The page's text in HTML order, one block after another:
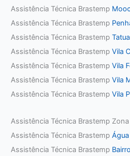
Assistência Técnica Brastemp
Assistência Técnica Brastemp
Assistência Técnica Brastemp
Assistência Técnica BrastempVila
Assistência Técnica BrastempVila
Assistência Técnica BrastempVila
Assistência Técnica BrastempVila
Assistência Técnica Brastemp
Assistência Técnica Brastemp
Assistência Técnica Brastemp